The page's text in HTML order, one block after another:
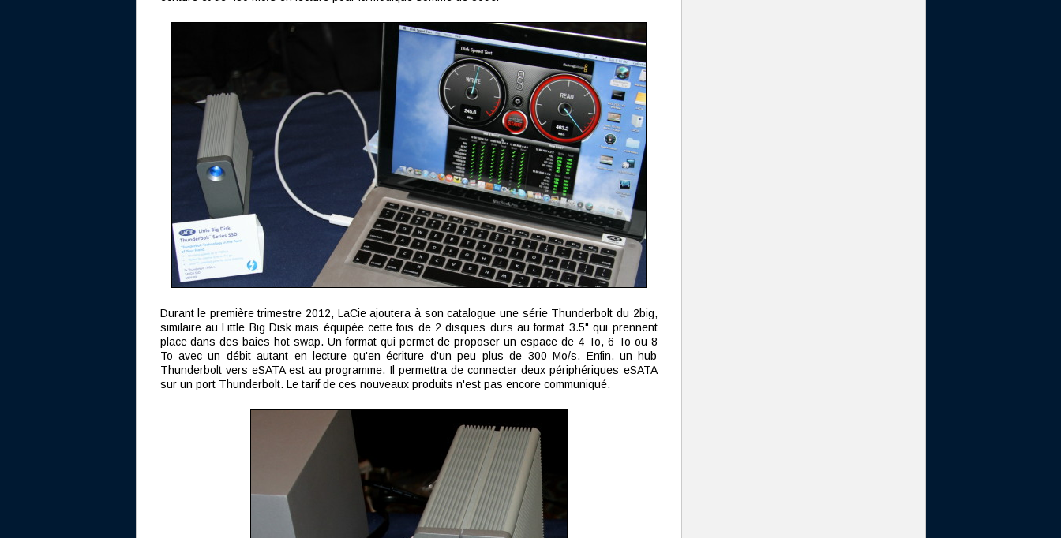
Durant le première trimestre 2012, LaCie ajoutera à son catalogue une série Thunderbolt du 2big,
similaire au Little Big Disk mais équipée cette fois de 2 disques durs au format 3.5" qui prennent
place dans des baies hot swap. Un format qui permet de proposer un espace de 4 To, 6 To ou 8
To avec un débit autant en lecture qu'en écriture d'un peu plus de 300 Mo/s. Enfin, un hub
Thunderbolt vers eSATA est au programme. Il permettra de connecter deux périphériques eSATA
sur un port Thunderbolt. Le tarif de ces nouveaux produits n'est pas encore communiqué.